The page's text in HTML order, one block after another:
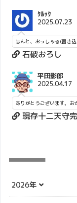
ｸﾙｯｸ
2025.07.23
ほんと、おっしゃる(書き
石破おろし
平田影郎
2025.04.17
ありがとうございます。
現存十二天守
2026年